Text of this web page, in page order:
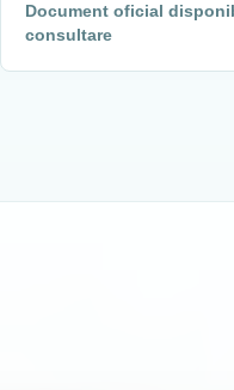
Document oficial
consultare